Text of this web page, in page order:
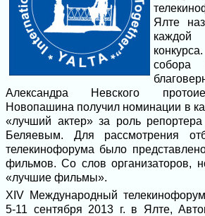
Ялте
собора
Александра Невского
Новопашина получил номинации в
«лучший актер» за роль
Беляевым. Для рассмотрения
телекинофорума было
фильмов. Со слов организаторов,
«лучшие фильмы».
XIV Международный
5-11 сентября 2013 г. в Ялте,